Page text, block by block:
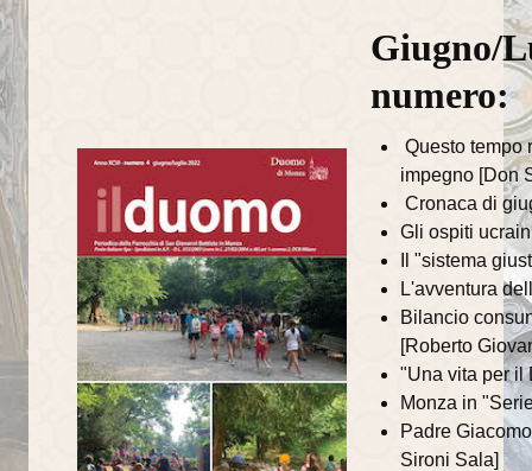
Gruppo famiglie
Gruppo missionario duomo
Associazioni
Caritas
Centro di Aiuto alla Vita
UNITALSI
San Vincenzo
Giugno/
numero:
Questo tempo
impegno [Don
Cronaca di
Gli ospiti
Il "sistema
L'avventura
Bilancio
[Roberto
"Una vita per il
Monza in
Padre
Sironi Sala]